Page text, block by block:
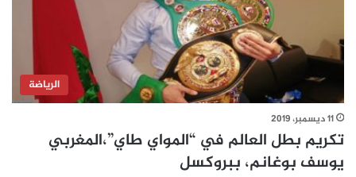
الرياضة
11 ديسمبر، 2019
تكريم بطل العالم في “المواي طاي”،المغربي
يوسف بوغانم، ببروكسل